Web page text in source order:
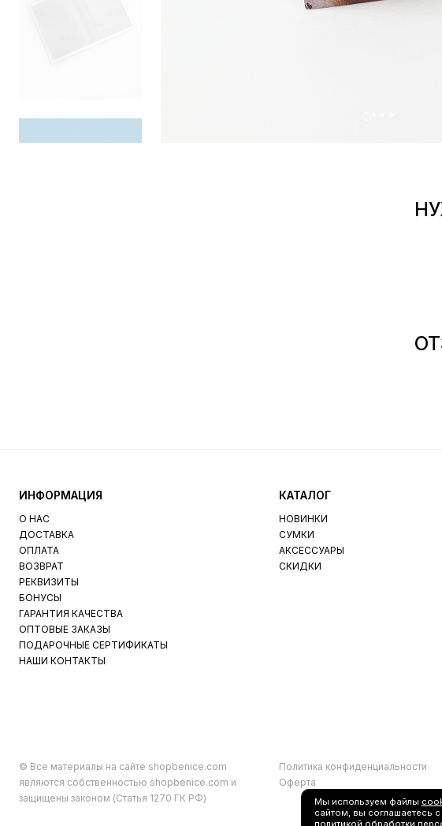
Мы используем файлы
сайтом, вы соглашаетесь
политикой обработки
ИНФОРМАЦИЯ
О НАС
ДОСТАВКА
ОПЛАТА
ВОЗВРАТ
РЕКВИЗИТЫ
БОНУСЫ
ГАРАНТИЯ КАЧЕСТВА
ОПТОВЫЕ ЗАКАЗЫ
ПОДАРОЧНЫЕ СЕРТИФИКАТЫ
НАШИ КОНТАКТЫ
КАТАЛОГ
НОВИНКИ
СУМКИ
АКСЕССУАРЫ
СКИДКИ
© Все материалы на сайте shopbenice.com
являются собственностью shopbenice.com и
защищены законом (Статья 1270 ГК РФ)
Политика конфиденциальности
Оферта